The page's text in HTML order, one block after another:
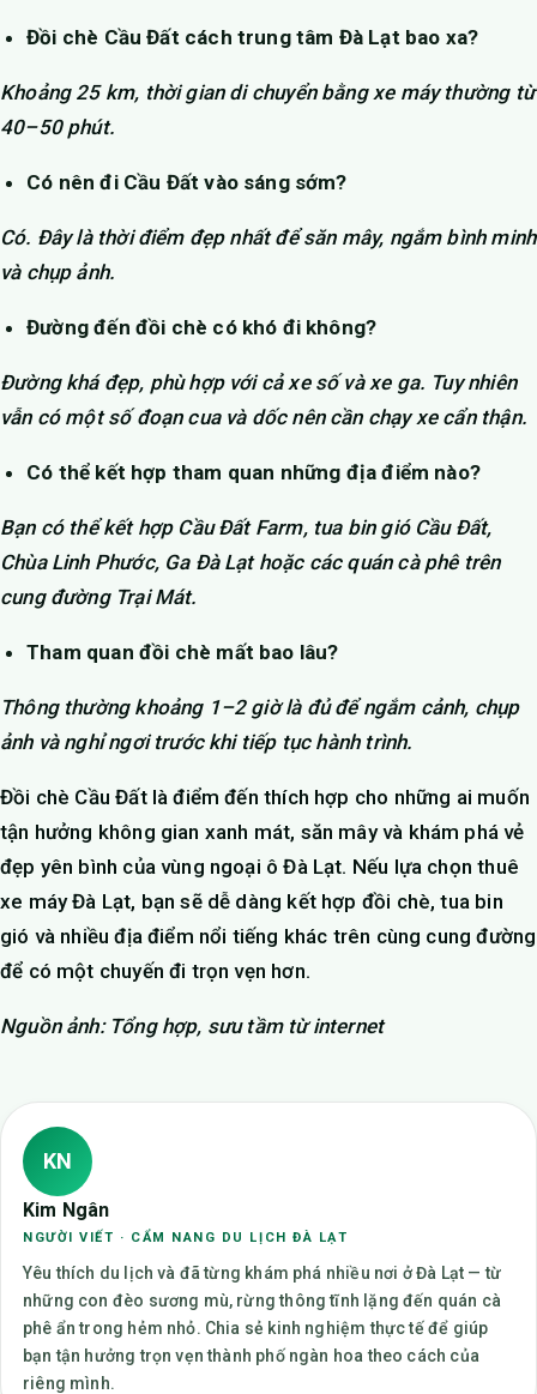
Đồi chè Cầu Đất cách trung tâm Đà Lạt bao xa?
Khoảng 25 km, thời gian di chuyển bằng xe máy thường từ
40–50 phút.
Có nên đi Cầu Đất vào sáng sớm?
Có. Đây là thời điểm đẹp nhất để săn mây, ngắm bình minh
và chụp ảnh.
Đường đến đồi chè có khó đi không?
Đường khá đẹp, phù hợp với cả xe số và xe ga. Tuy nhiên
vẫn có một số đoạn cua và dốc nên cần chạy xe cẩn thận.
Có thể kết hợp tham quan những địa điểm nào?
Bạn có thể kết hợp Cầu Đất Farm, tua bin gió Cầu Đất,
Chùa Linh Phước, Ga Đà Lạt hoặc các quán cà phê trên
cung đường Trại Mát.
Tham quan đồi chè mất bao lâu?
Thông thường khoảng 1–2 giờ là đủ để ngắm cảnh, chụp
ảnh và nghỉ ngơi trước khi tiếp tục hành trình.
Đồi chè Cầu Đất là điểm đến thích hợp cho những ai muốn
tận hưởng không gian xanh mát, săn mây và khám phá vẻ
đẹp yên bình của vùng ngoại ô Đà Lạt. Nếu lựa chọn thuê
xe máy Đà Lạt, bạn sẽ dễ dàng kết hợp đồi chè, tua bin
gió và nhiều địa điểm nổi tiếng khác trên cùng cung đường
để có một chuyến đi trọn vẹn hơn.
Nguồn ảnh: Tổng hợp, sưu tầm từ internet
KN
Kim Ngân
NGƯỜI VIẾT · CẨM NANG DU LỊCH ĐÀ LẠT
Yêu thích du lịch và đã từng khám phá nhiều nơi ở Đà Lạt — từ
những con đèo sương mù, rừng thông tĩnh lặng đến quán cà
phê ẩn trong hẻm nhỏ. Chia sẻ kinh nghiệm thực tế để giúp
bạn tận hưởng trọn vẹn thành phố ngàn hoa theo cách của
riêng mình.